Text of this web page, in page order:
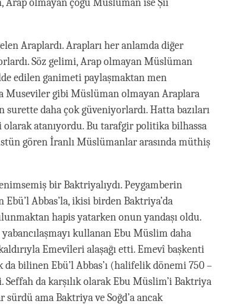
Arap olmayan çoğu Müslüman ise Şiî
Araplardı. Arapları her anlamda diğer
Söz gelimi, Arap olmayan Müslüman
edilen ganimeti paylaşmaktan men
Museviler gibi Müslüman olmayan Araplara
daha çok güveniyorlardı. Hatta bazıları
atanıyordu. Bu tarafgir politika bilhassa
gören İranlı Müslümanlar arasında müthiş
bir Baktriyalıydı. Peygamberin
Ebü’l Abbas’la, ikisi birden Baktriya’da
hapis yatarken onun yandaşı oldu.
kullanan Ebu Müslim daha
Emevîleri alaşağı etti. Emevî başkenti
da bilinen Ebü’l Abbas’ı (halifelik dönemi 750 –
da karşılık olarak Ebu Müslim’i Baktriya
sürdü ama Baktriya ve Soğd’a ancak